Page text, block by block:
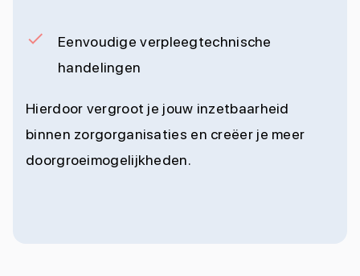
Eenvoudige verpleegtechnische
handelingen
Hierdoor vergroot je jouw inzetbaarheid
binnen zorgorganisaties en creëer je meer
doorgroeimogelijkheden.